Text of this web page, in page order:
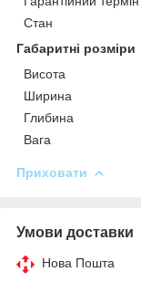
Стан
Габаритні розміри
Висота
Ширина
Глибина
Вага
Приховати
Умови доставки
Нова Пошта